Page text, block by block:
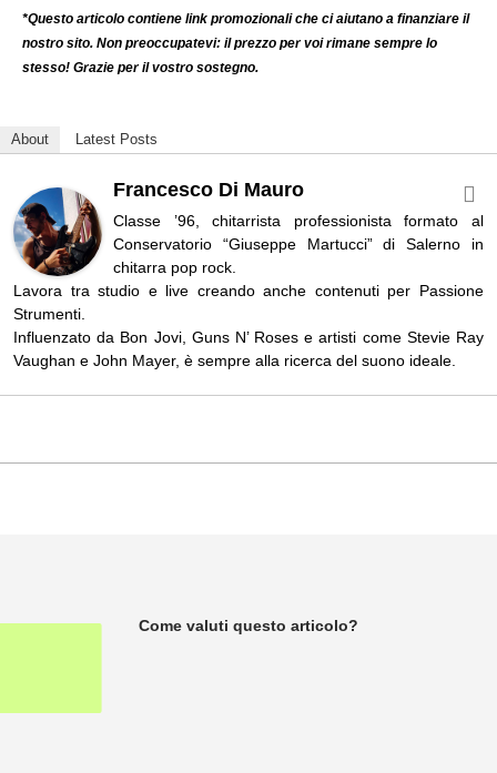
*Questo articolo contiene link promozionali che ci aiutano a finanziare il
nostro sito. Non preoccupatevi: il prezzo per voi rimane sempre lo
stesso! Grazie per il vostro sostegno.
About Latest Posts
Francesco Di Mauro
Classe ’96, chitarrista professionista formato al
Conservatorio “Giuseppe Martucci” di Salerno in
chitarra pop rock.
Lavora tra studio e live creando anche contenuti per Passione
Strumenti.
Influenzato da Bon Jovi, Guns N’ Roses e artisti come Stevie Ray
Vaughan e John Mayer, è sempre alla ricerca del suono ideale.
Come valuti questo articolo?